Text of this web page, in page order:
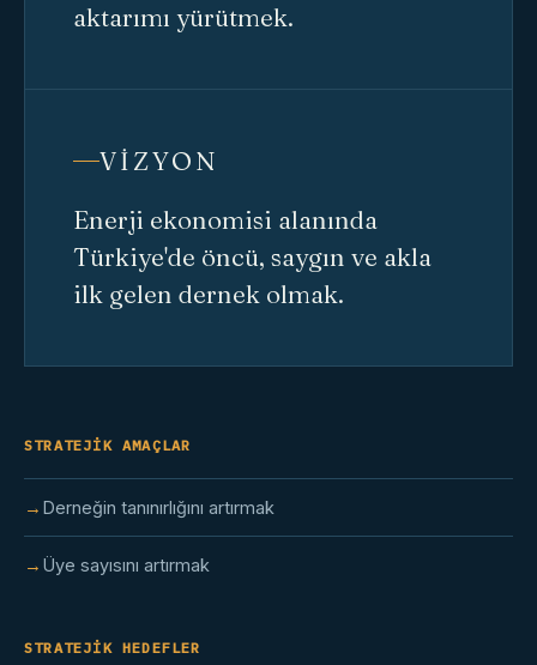
aktarımı yürütmek.
VIZYON
Enerji ekonomisi alanında
Türkiye'de öncü, saygın ve akla
ilk gelen dernek olmak.
STRATEJIK AMAÇLAR
Derneğin tanınırlığını artırmak
Üye sayısını artırmak
STRATEJIK HEDEFLER